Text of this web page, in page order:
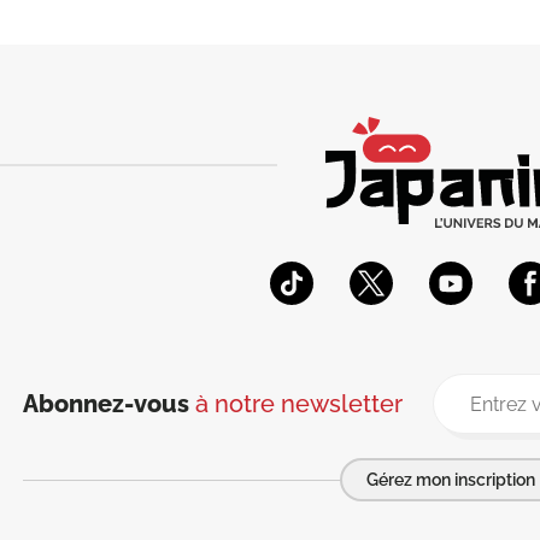
Abonnez-vous à notre newsletter
Gérez mon inscription